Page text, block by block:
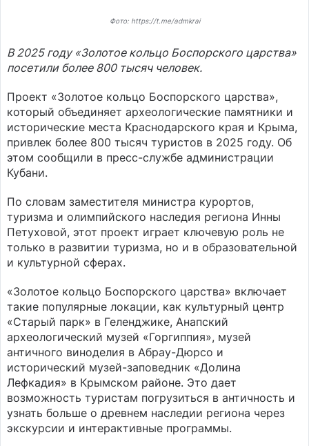
Фото: https://t.me/admkrai
В 2025 году «Золотое кольцо Боспорского царства»
посетили более 800 тысяч человек.
Проект «Золотое кольцо Боспорского царства»,
который объединяет археологические памятники и
исторические места Краснодарского края и Крыма,
привлек более 800 тысяч туристов в 2025 году. Об
этом сообщили в пресс-службе администрации
Кубани.
По словам заместителя министра курортов,
туризма и олимпийского наследия региона Инны
Петуховой, этот проект играет ключевую роль не
только в развитии туризма, но и в образовательной
и культурной сферах.
«Золотое кольцо Боспорского царства» включает
такие популярные локации, как культурный центр
«Старый парк» в Геленджике, Анапский
археологический музей «Горгиппия», музей
античного виноделия в Абрау-Дюрсо и
исторический музей-заповедник «Долина
Лефкадия» в Крымском районе. Это дает
возможность туристам погрузиться в античность и
узнать больше о древнем наследии региона через
экскурсии и интерактивные программы.